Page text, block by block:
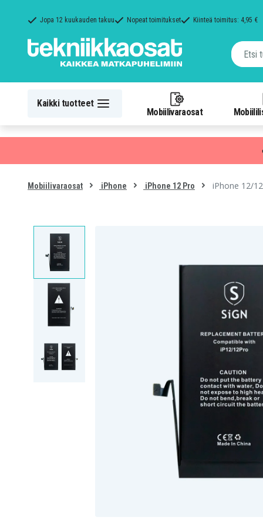
Jopa 12 kuukauden takuu Nopeat toimitukset Kiinteä toimitus: 4,95 €
Kaikki tuotteet
Mobiilivaraosat
Mobiilivaraosat iPhone iPhone 12 Pro iPhone 12/